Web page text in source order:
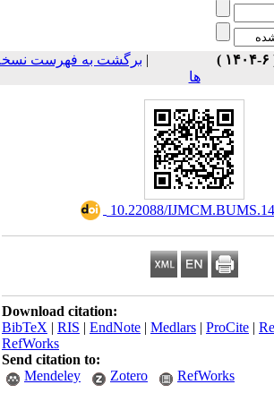
برگشت به فهرست نسخه
ها
10.22088/
Download citation:
BibTeX|RIS|EndNote|Medlars|ProCite|
RefWorks
Send citation to:
Mendeley
Zotero RefWorks